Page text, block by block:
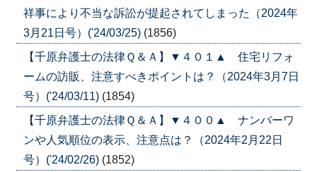
祥事により不当な訴訟が提起されてしまった（2024年
3月21日号）('24/03/25) (1856)
【千原弁護士の法律Ｑ＆Ａ】▼４０１▲ 住宅リフォ
ームの訪販、注意すべきポイントは？（2024年3月7日
号）('24/03/11) (1854)
【千原弁護士の法律Ｑ＆Ａ】▼４００▲ ナンバーワ
ンや人気順位の表示、注意点は？（2024年2月22日
号）('24/02/26) (1852)